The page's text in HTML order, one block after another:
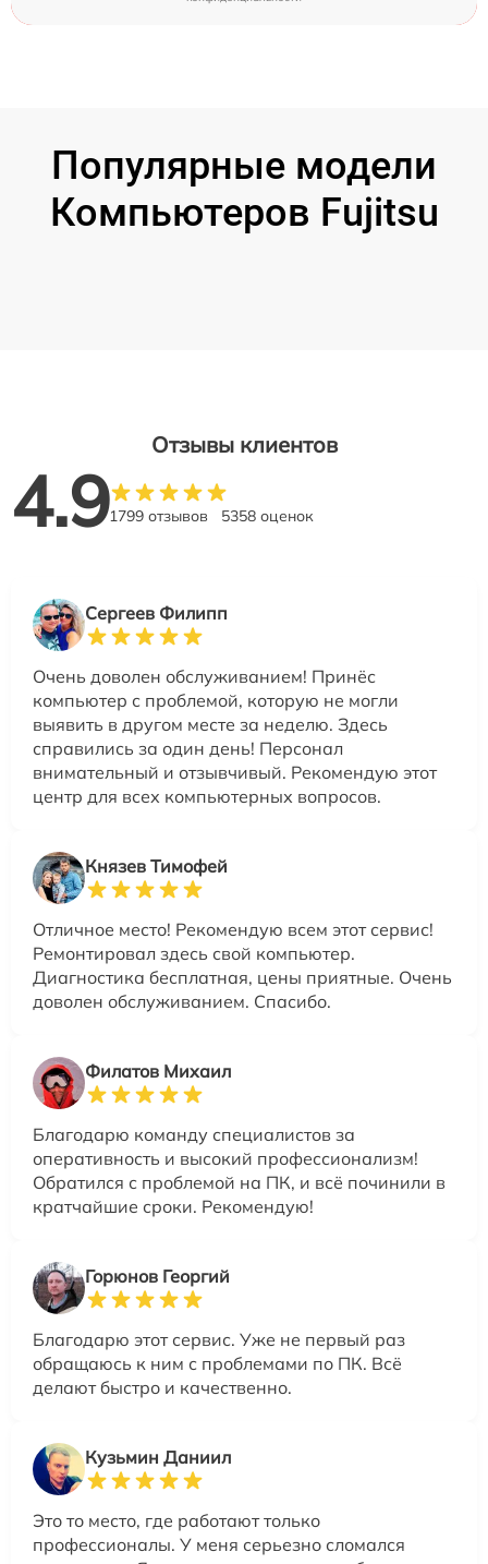
Популярные модели
Компьютеров Fujitsu
Отзывы клиентов
4.91799 отзывов 5358 оценок
Сергеев Филипп
Очень доволен обслуживанием! Принёс
компьютер с проблемой, которую не могли
выявить в другом месте за неделю. Здесь
справились за один день! Персонал
внимательный и отзывчивый. Рекомендую этот
центр для всех компьютерных вопросов.
Князев Тимофей
Отличное место! Рекомендую всем этот сервис!
Ремонтировал здесь свой компьютер.
Диагностика бесплатная, цены приятные. Очень
доволен обслуживанием. Спасибо.
Филатов Михаил
Благодарю команду специалистов за
оперативность и высокий профессионализм!
Обратился с проблемой на ПК, и всё починили в
кратчайшие сроки. Рекомендую!
Горюнов Георгий
Благодарю этот сервис. Уже не первый раз
обращаюсь к ним с проблемами по ПК. Всё
делают быстро и качественно.
Кузьмин Даниил
Это то место, где работают только
профессионалы. У меня серьезно сломался